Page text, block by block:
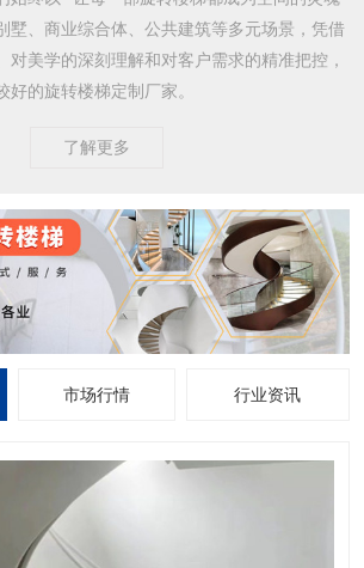
墅、商业综合体、公共建筑等多元场景，凭借
对美学的深刻理解和对客户需求的精准把控，
好的旋转楼梯定制厂家。​
了解更多
市场行情 行业资讯